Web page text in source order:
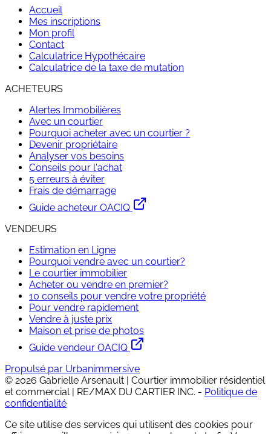
Accueil
Mes inscriptions
Mon profil
Contact
Calculatrice Hypothécaire
Calculatrice de la taxe de mutation
ACHETEURS
Alertes Immobilières
Avec un courtier
Pourquoi acheter avec un courtier ?
Devenir propriétaire
Analyser vos besoins
Conseils pour l'achat
5 erreurs à éviter
Frais de démarrage
Guide acheteur OACIQ
VENDEURS
Estimation en Ligne
Pourquoi vendre avec un courtier?
Le courtier immobilier
Acheter ou vendre en premier?
10 conseils pour vendre votre propriété
Pour vendre rapidement
Vendre à juste prix
Maison et prise de photos
Guide vendeur OACIQ
Propulsé par Urbanimmersive
© 2026 Gabrielle Arsenault | Courtier immobilier résidentiel
et commercial | RE/MAX DU CARTIER INC. - Politique de
confidentialité
Ce site utilise des services qui utilisent des cookies pour